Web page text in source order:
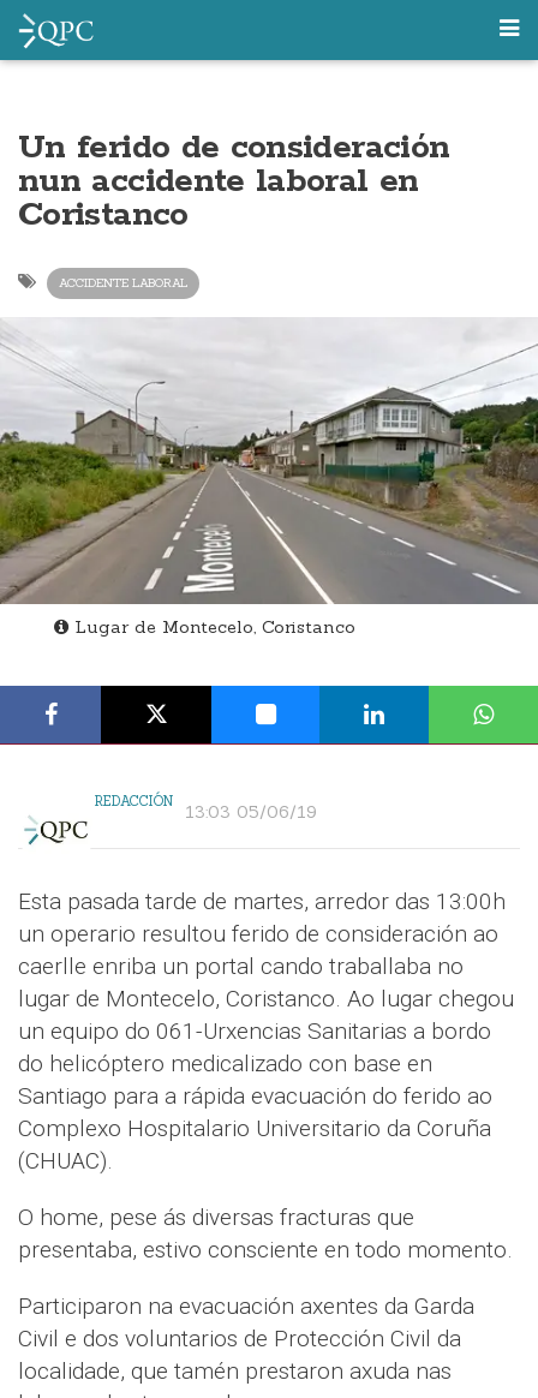
Un ferido de consideración
nun accidente laboral en
Coristanco
ACCIDENTE LABORAL
Lugar de Montecelo, Coristanco
REDACCIÓN 13:03 05/06/19
Esta pasada tarde de martes, arredor das 13:00h
un operario resultou ferido de consideración ao
caerlle enriba un portal cando traballaba no
lugar de Montecelo, Coristanco. Ao lugar chegou
un equipo do 061-Urxencias Sanitarias a bordo
do helicóptero medicalizado con base en
Santiago para a rápida evacuación do ferido ao
Complexo Hospitalario Universitario da Coruña
(CHUAC).
O home, pese ás diversas fracturas que
presentaba, estivo consciente en todo momento.
Participaron na evacuación axentes da Garda
Civil e dos voluntarios de Protección Civil da
localidade, que tamén prestaron axuda nas